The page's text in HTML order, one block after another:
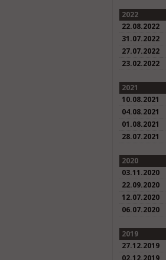
2022
22.08.2022
31.07.2022
27.07.2022
23.02.2022
2021
10.08.2021
04.08.2021
01.08.2021
28.07.2021
2020
03.11.2020
22.09.2020
12.07.2020
06.07.2020
2019
27.12.2019
02.12.2019